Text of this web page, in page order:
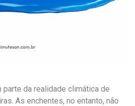
da realidade climática de
As enchentes, no entanto, não